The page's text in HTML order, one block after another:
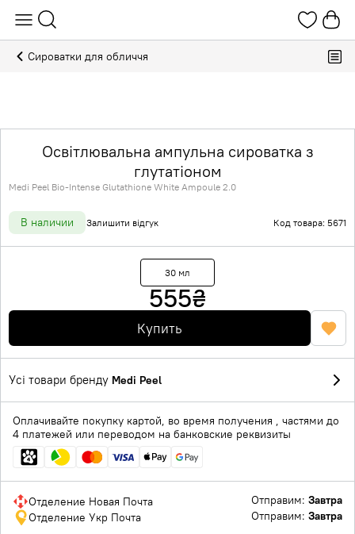
Сироватки для обличчя
Освітлювальна ампульна сироватка з
глутатіоном
Medi Peel Bio-Intense Glutathione White Ampoule 2.0
В наличии Залишити відгук Код товара: 5671
30 мл
555₴
Купить
Усі товари бренду Medi Peel
Оплачивайте покупку картой, во время получения , частями до
4 платежей или переводом на банковские реквизиты
Отделение Новая Почта Отправим: Завтра
Отделение Укр Почта
Отправим: Завтра